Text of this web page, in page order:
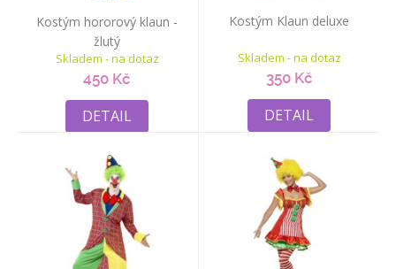
Kostým hororový klaun -
žlutý
Skladem - na dotaz
450 Kč
DETAIL
Kostým Klaun deluxe
Skladem - na dotaz
350 Kč
DETAIL